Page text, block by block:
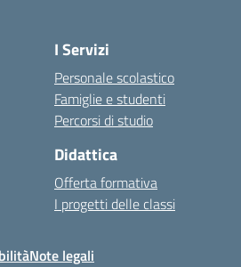
I Servizi
Personale scolastico
Famiglie e studenti
Percorsi di studio
Didattica
Offerta formativa
I progetti delle classi
Note legali